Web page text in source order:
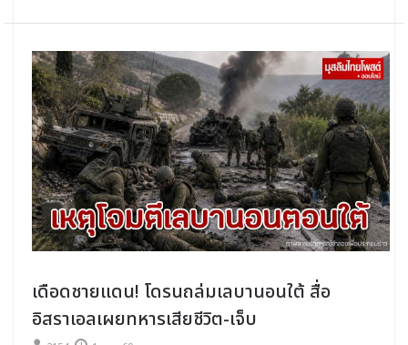
เดือดชายแดน! โดรนถล่มเลบานอนใต้ สื่อ
อิสราเอลเผยทหารเสียชีวิต-เจ็บ